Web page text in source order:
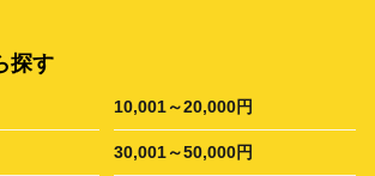
探す
10,001～20,000円
30,001～50,000円